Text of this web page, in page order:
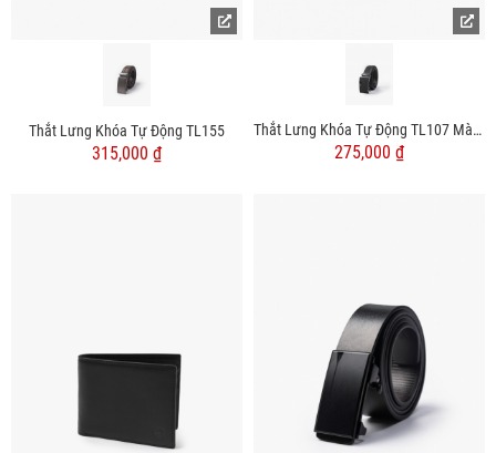
Thắt Lưng Khóa Tự Động TL155
315,000 ₫
Thắt Lưng Khóa Tự Động TL107 Màu Đen
275,000 ₫